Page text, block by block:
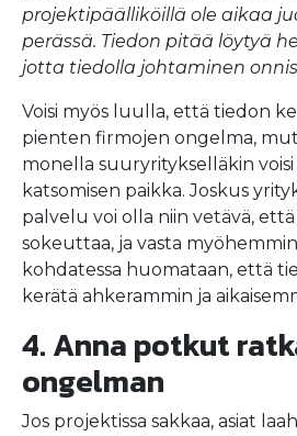
projektipäälliköillä ole aikaa
perässä. Tiedon pitää löytyä
jotta tiedolla johtaminen
Voisi myös luulla, että tiedon
pienten firmojen ongelma,
monella suuryritykselläkin
katsomisen paikka. Joskus
palvelu voi olla niin vetävä,
sokeuttaa, ja vasta
kohdatessa huomataan, että
kerätä ahkerammin ja
4. Anna potkut
ongelman
Jos projektissa sakkaa, asiat